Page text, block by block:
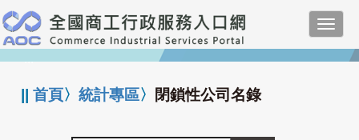
跳
到
主
要
:::
||首頁〉統計專區〉 閉鎖性公司名錄